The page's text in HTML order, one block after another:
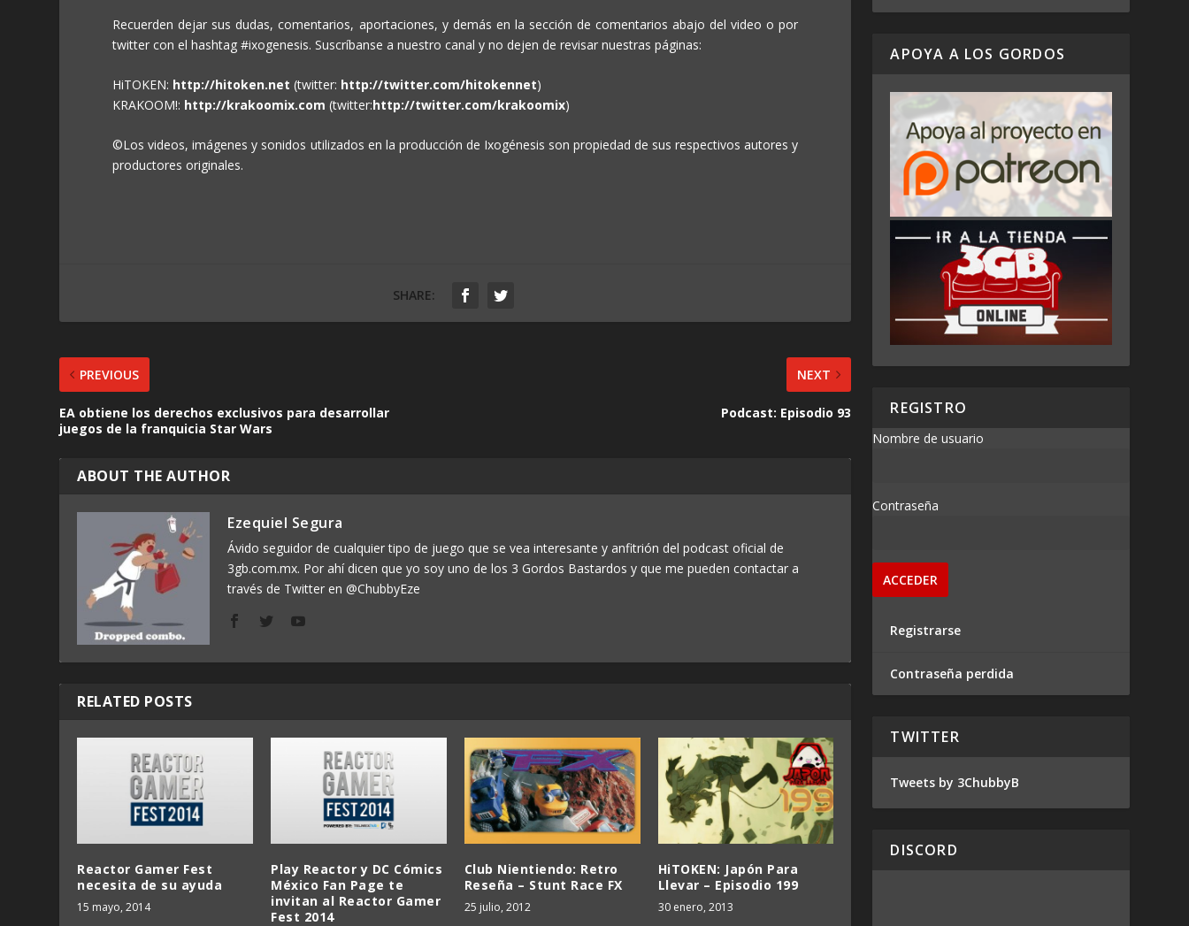
Recuerden dejar sus dudas, comentarios, aportaciones, y demás en la sección de comentarios abajo del video o por
twitter con el hashtag #ixogenesis. Suscríbanse a nuestro canal y no dejen de revisar nuestras páginas:
HiTOKEN: http://hitoken.net (twitter: http://twitter.com/hitokennet)
KRAKOOM!: http://krakoomix.com (twitter:http://twitter.com/krakoomix)
©Los videos, imágenes y sonidos utilizados en la producción de Ixogénesis son propiedad de sus respectivos autores y
productores originales.
SHARE:
PREVIOUS
EA obtiene los derechos exclusivos para desarrollar
juegos de la franquicia Star Wars
NEXT
Podcast: Episodio 93
ABOUT THE AUTHOR
Ezequiel Segura
Ávido seguidor de cualquier tipo de juego que se vea interesante y anfitrión del podcast oficial de
3gb.com.mx. Por ahí dicen que yo soy uno de los 3 Gordos Bastardos y que me pueden contactar a
través de Twitter en @ChubbyEze
RELATED POSTS
Reactor Gamer Fest
necesita de su ayuda
15 mayo, 2014
Play Reactor y DC Cómics
México Fan Page te
invitan al Reactor Gamer
Fest 2014
Club Nientiendo: Retro
Reseña – Stunt Race FX
25 julio, 2012
HiTOKEN: Japón Para
Llevar – Episodio 199
30 enero, 2013
APOYA A LOS GORDOS
REGISTRO
Nombre de usuario
Contraseña
Registrarse
Contraseña perdida
TWITTER
Tweets by 3ChubbyB
DISCORD